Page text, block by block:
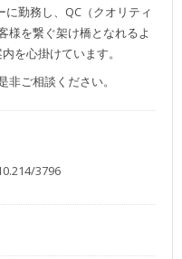
勤務し、QC（クオリティ
様を繋ぐ架け橋となれるよ
を心掛けています。
ご相談ください。
3796